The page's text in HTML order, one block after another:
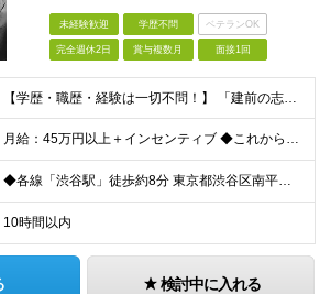
未経験歓迎 学歴不問 ベテランOK
完全週休2日 賞与複数月 面接1回
【学歴・職歴・経験は一切不問！】 「建前の志望動機」は要りません！ ・学歴不問 ・第二新卒、フリーター歓迎 「稼いで良い生活がしたい」 「モテたい」など、 素直な本音をぶつけてください。
月給：45万円以上＋インセンティブ ◆これから頑張る仲間への“先行投資”として、高水準の固定給を設定◆ ※固定残業20時間分5万300円含む ┗実際の残業時間は月5時間程度です ※超過分は別途支
◆各線「渋谷駅」徒歩約8分 東京都渋谷区南平台町3-13 渋谷STビル4階 (変更の範囲)上記を除く当社関連勤務地
10時間以内
検討中に入れる